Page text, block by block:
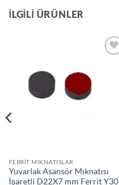
İLGILI ÜRÜNLER
FERRIT MIKNATISLAR
Yuvarlak Asansör Mıknatısı
İşaretli D22X7 mm Ferrit Y30